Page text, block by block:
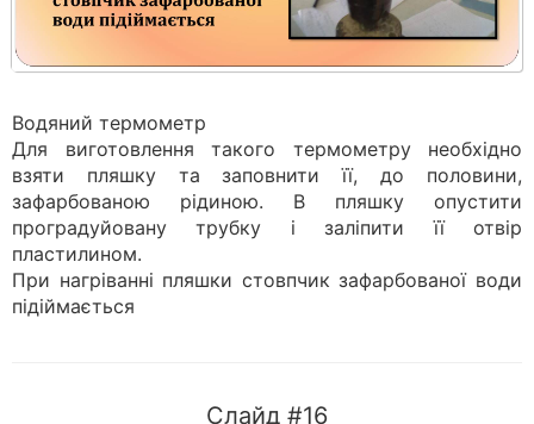
Водяний термометр
Для виготовлення такого термометру необхідно
взяти пляшку та заповнити її, до половини,
зафарбованою рідиною. В пляшку опустити
проградуйовану трубку і заліпити її отвір
пластилином.
При нагріванні пляшки стовпчик зафарбованої води
підіймається
Слайд #16